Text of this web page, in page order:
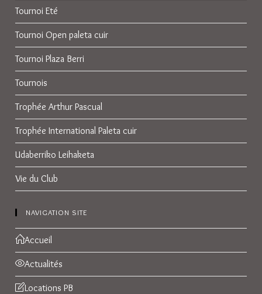
Tournoi Eté
Tournoi Open paleta cuir
Tournoi Plaza Berri
Tournois
Trophée Arthur Pascual
Trophée International Paleta cuir
Udaberriko Leihaketa
Vie du Club
NAVIGATION SITE
Accueil
Actualités
Locations PB